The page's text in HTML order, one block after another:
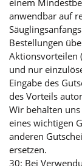
anwendbar auf
Bestellungen
Aktionsvorteilen
und nur
Eingabe des
des Vorteils
Wir behalten
eines wichtigen
anderen
ersetzen.
30: Bei